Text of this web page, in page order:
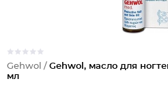
Gehwol / Gehwol, масло для
мл